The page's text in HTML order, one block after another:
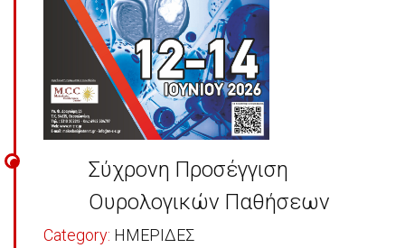
Σύχρονη Προσέγγιση
Ουρολογικών Παθήσεων
Category: ΗΜΕΡΙΔΕΣ